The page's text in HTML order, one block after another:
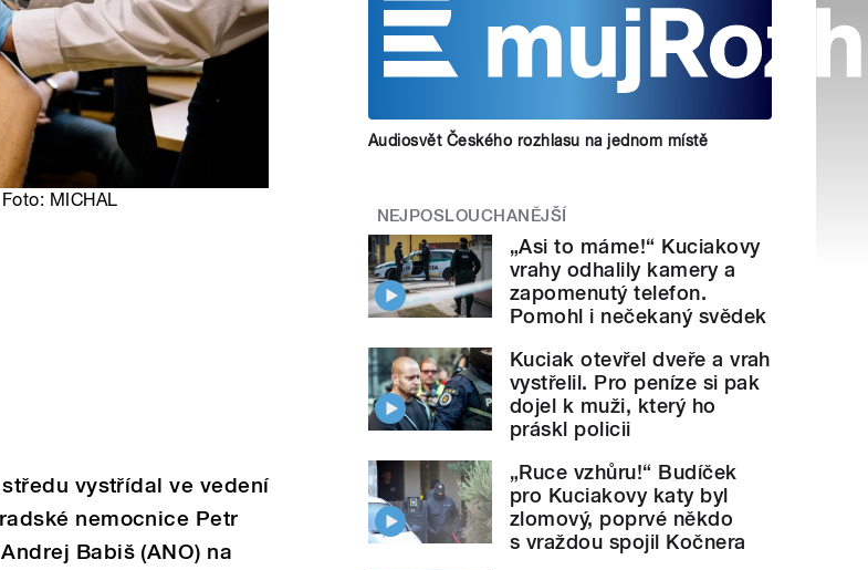
MICHAL
vystřídal ve vedení
nemocnice Petr
Babiš (ANO) na
Audiosvět Českého rozhlasu na jednom místě
NEJPOSLOUCHANĚJŠÍ
„Asi to máme!“ Kuciakovy
vrahy odhalily kamery a
zapomenutý telefon.
Pomohl i nečekaný svědek
Kuciak otevřel dveře a vrah
vystřelil. Pro peníze si pak
dojel k muži, který ho
práskl policii
„Ruce vzhůru!“ Budíček
pro Kuciakovy katy byl
zlomový, poprvé někdo
s vraždou spojil Kočnera